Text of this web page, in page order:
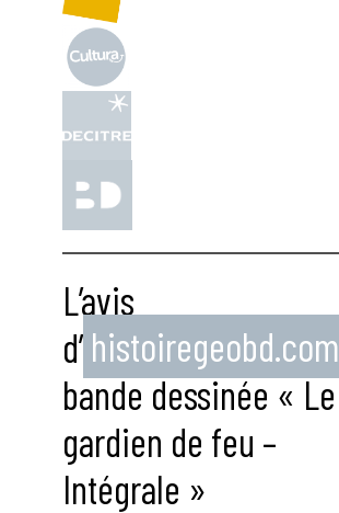
L’avis
d’ histoiregeobd.com
bande dessinée « Le
gardien de feu –
Intégrale »